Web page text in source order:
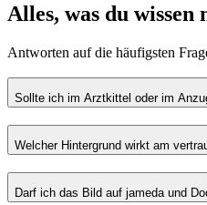
Alles, was du wissen
Antworten auf die häufigsten
Sollte ich im Arztkittel oder im
Welcher Hintergrund wirkt am
Darf ich das Bild auf jameda und